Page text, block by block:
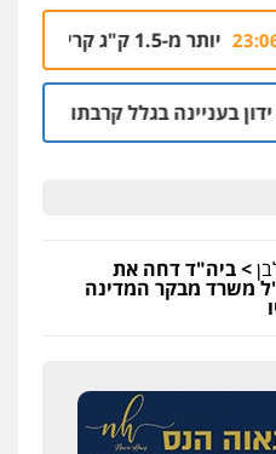
יותר מ-1.5 ק"ג קריסטל אותר בתוך רכב בצומת בית קמה
בגלל קרבתו לתנ"צ
>ביה"ד דחה את
משרד מבקר המדינה